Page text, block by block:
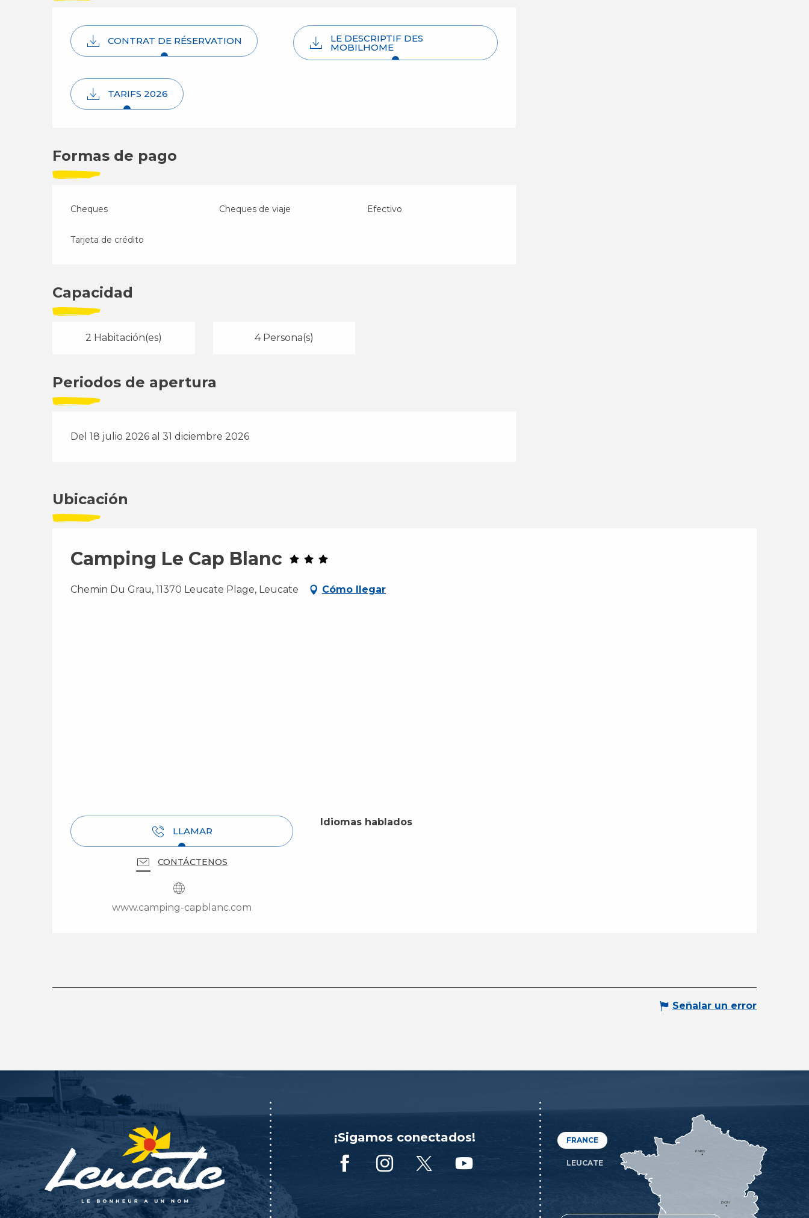
CONTRAT DE RÉSERVATION LE DESCRIPTIF DES
MOBILHOME
TARIFS 2026
Formas de pago
Cheques Cheques de viaje Efectivo
Tarjeta de crédito
Capacidad
2 Habitación(es) 4 Persona(s)
Periodos de apertura
Del 18 julio 2026 al 31 diciembre 2026
Ubicación
Camping Le Cap Blanc
Chemin Du Grau, 11370 Leucate Plage, Leucate Cómo llegar
LLAMAR
CONTÁCTENOS
www.camping-capblanc.com
Idiomas hablados
Idiomas hablados
Señalar un error
¡Sigamos conectados! FRANCE
LEUCATE
LYON
PARIS